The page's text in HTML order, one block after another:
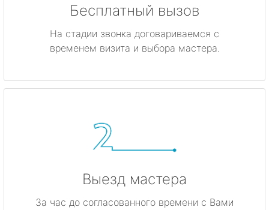
Бесплатный вызов
На стадии звонка договариваемся с
временем визита и выбора мастера.
Выезд мастера
За час до согласованного времени с Вами